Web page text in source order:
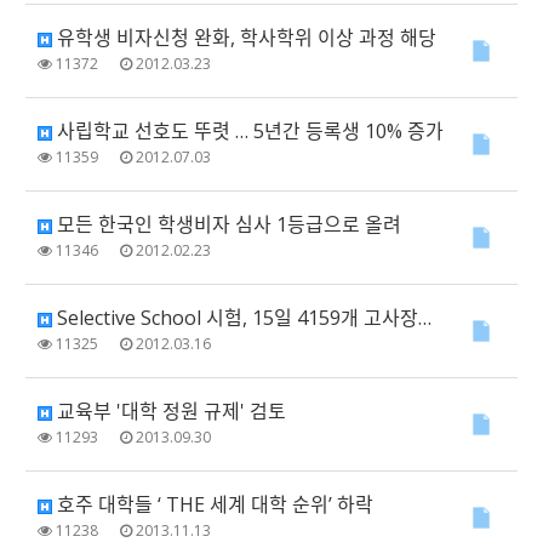
유학생 비자신청 완화, 학사학위 이상 과정 해당
11372 2012.03.23
사립학교 선호도 뚜렷 … 5년간 등록생 10% 증가
11359 2012.07.03
모든 한국인 학생비자 심사 1등급으로 올려
11346 2012.02.23
Selective School 시험, 15일 4159개 고사장에서 치러져
11325 2012.03.16
교육부 '대학 정원 규제' 검토
11293 2013.09.30
호주 대학들 ‘ THE 세계 대학 순위’ 하락
11238 2013.11.13